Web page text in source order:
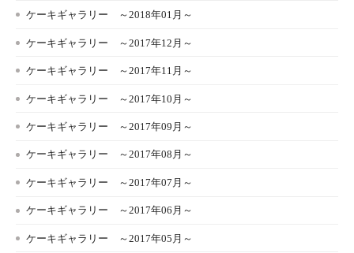
ケーキギャラリー ～2018年01月～
ケーキギャラリー ～2017年12月～
ケーキギャラリー ～2017年11月～
ケーキギャラリー ～2017年10月～
ケーキギャラリー ～2017年09月～
ケーキギャラリー ～2017年08月～
ケーキギャラリー ～2017年07月～
ケーキギャラリー ～2017年06月～
ケーキギャラリー ～2017年05月～